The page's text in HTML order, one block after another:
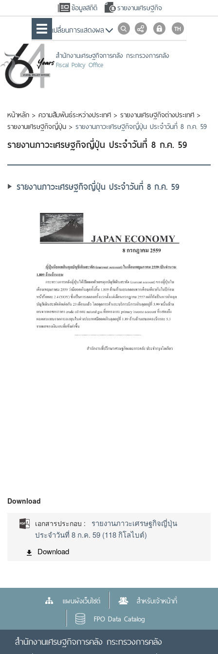
ข้อมูลสถิติ รายงานเศรษฐกิจ
เปลื่ยนการแสดงผล
สำนักงานเศรษฐกิจการคลัง กระทรวงการคลัง
Fiscal Policy Office
หน้าหลัก > ความสัมพันธ์ระหว่างประเทศ > รายงานเศรษฐกิจต่างประเทศ >
รายงานเศรษฐกิจญี่ปุ่น > รายงานภาวะเศรษฐกิจญี่ปุ่น ประจำวันที่ 8 ก.ค. 59
รายงานภาวะเศรษฐกิจญี่ปุ่น ประจำวันที่ 8 ก.ค. 59
รายงานภาวะเศรษฐกิจญี่ปุ่น ประจำวันที่ 8 ก.ค. 59
Download
เอกสารประกอบ :
รายงานภาวะเศรษฐกิจญี่ปุ่น
ประจำวันที่ 8 ก.ค. 59 (118 กิโลไบต์)
Download
แผนผังเว็บไซต์
สำหรับเจ้าหน้าที่
FPO Data Catalog
สำนักงานเศรษฐกิจการคลัง กระทรวงการคลัง